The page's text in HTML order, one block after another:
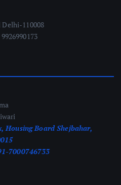
110008
Housing Board Shejbahar,
7000746733